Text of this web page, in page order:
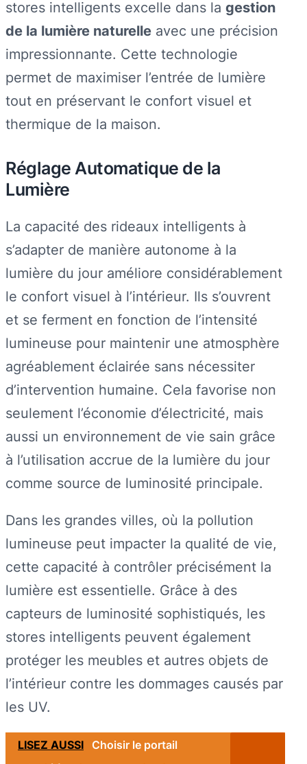
stores intelligents excelle dans la gestion
de la lumière naturelle avec une précision
impressionnante. Cette technologie
permet de maximiser l’entrée de lumière
tout en préservant le confort visuel et
thermique de la maison.
Réglage Automatique de la
Lumière
La capacité des rideaux intelligents à
s’adapter de manière autonome à la
lumière du jour améliore considérablement
le confort visuel à l’intérieur. Ils s’ouvrent
et se ferment en fonction de l’intensité
lumineuse pour maintenir une atmosphère
agréablement éclairée sans nécessiter
d’intervention humaine. Cela favorise non
seulement l’économie d’électricité, mais
aussi un environnement de vie sain grâce
à l’utilisation accrue de la lumière du jour
comme source de luminosité principale.
Dans les grandes villes, où la pollution
lumineuse peut impacter la qualité de vie,
cette capacité à contrôler précisément la
lumière est essentielle. Grâce à des
capteurs de luminosité sophistiqués, les
stores intelligents peuvent également
protéger les meubles et autres objets de
l’intérieur contre les dommages causés par
les UV.
LISEZ AUSSI
Choisir le portail